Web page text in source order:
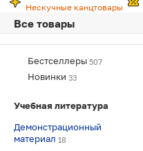
Нескучные канцтовары
Все товары
Бестселлеры 507
Новинки 33
Учебная литература
Демонстрационный
материал 18